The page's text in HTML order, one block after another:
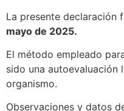
La presente declaración
mayo de 2025.
El método empleado
sido una
organismo.
Observaciones y datos